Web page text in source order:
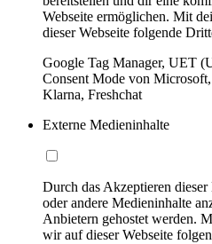
Webseite ermöglichen. Mit
dieser Webseite folgende
Google Tag Manager, UET
Consent Mode von
Klarna, Freshchat
Externe Medieninhalte
Durch das Akzeptieren
oder andere Medieninhalte
Anbietern gehostet werden.
wir auf dieser Webseite